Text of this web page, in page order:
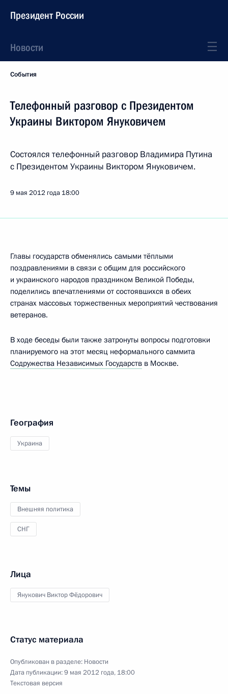
Президент России
Новости
События
Телефонный разговор с Президентом
Украины Виктором Януковичем
Состоялся телефонный разговор Владимира Путина
с Президентом Украины Виктором Януковичем.
9 мая 2012 года 18:00
Главы государств обменялись самыми тёплыми
поздравлениями в связи с общим для российского
и украинского народов праздником Великой Победы,
поделились впечатлениями от состоявшихся в обеих
странах массовых торжественных мероприятий чествования
ветеранов.
В ходе беседы были также затронуты вопросы подготовки
планируемого на этот месяц неформального саммита
Содружества Независимых Государств в Москве.
География
Украина
Темы
Внешняя политика
СНГ
Лица
Янукович Виктор Фёдорович
Статус материала
Опубликован в разделе: Новости
Дата публикации:9 мая 2012 года, 18:00
Текстовая версия